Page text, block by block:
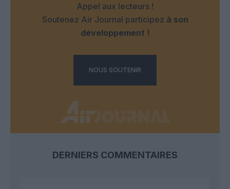
Appel aux lecteurs !
Soutenez Air Journal participez à son
développement !
NOUS SOUTENIR
DERNIERS COMMENTAIRES